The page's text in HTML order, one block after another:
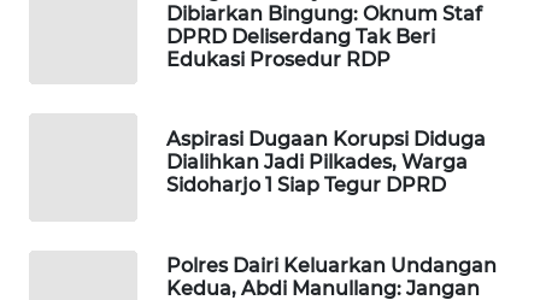
Dibiarkan Bingung: Oknum Staf
DPRD Deliserdang Tak Beri
Edukasi Prosedur RDP
Aspirasi Dugaan Korupsi Diduga
Dialihkan Jadi Pilkades, Warga
Sidoharjo 1 Siap Tegur DPRD
Polres Dairi Keluarkan Undangan
Kedua, Abdi Manullang: Jangan
NEWS